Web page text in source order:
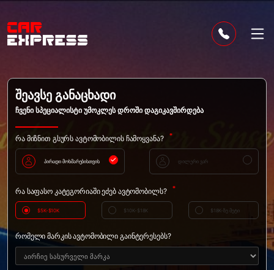
შეავსე განაცხადი
ჩვენი სპეციალისტი უმოკლეს დროში დაგიკავშირდება
რა მიზნით გსურს ავტომობილის ჩამოყვანა? *
პირადი მოხმარებისთვის დილერი ვარ
რა საფასო კატეგორიაში ეძებ ავტომობილს? *
$5K-$10K $10K-$18K $18K-ზე მეტი
რომელი მარკის ავტომობილი გაინტერესებს?